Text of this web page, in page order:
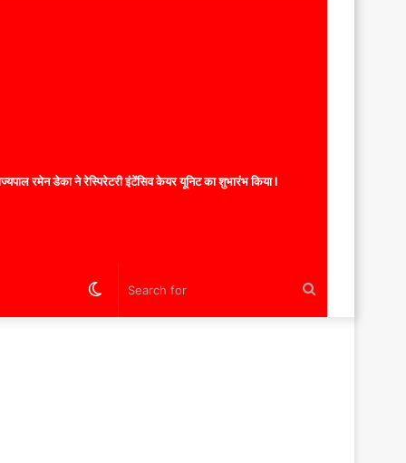
रमेन डेका ने रेस्पिरेटरी इंटेंसिव केयर यूनिट का शुभारंभ किया l
Switch